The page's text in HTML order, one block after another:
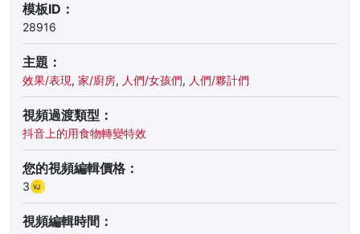
模板ID：
28916
主題：
效果/表現, 家/廚房, 人們/女孩們, 人們/夥計們
視頻過渡類型：
抖音上的用食物轉變特效
您的視頻編輯價格：
3
視頻編輯時間：